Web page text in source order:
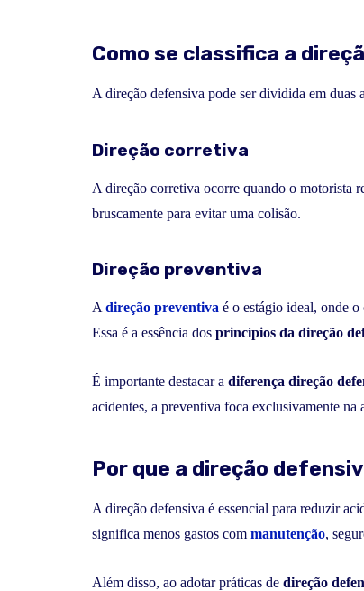
Como se classifica a
A direção defensiva pode ser dividida em duas
Direção corretiva
A direção corretiva ocorre quando o motorista
bruscamente para evitar uma colisão.
Direção preventiva
A direção preventiva é o estágio ideal, onde
Essa é a essência dos princípios da direção
É importante destacar a diferença direção
acidentes, a preventiva foca exclusivamente na
Por que a direção
A direção defensiva é essencial para reduzir
significa menos gastos com manutenção,
Além disso, ao adotar práticas de direção